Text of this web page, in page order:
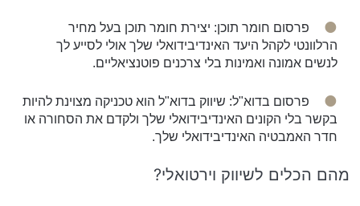
פרסום חומר תוכן: יצירת חומר תוכן בעל מחיר
הרלוונטי לקהל היעד האינדיבידואלי שלך אולי לסייע לך
לנשים אמונה ואמינות בלי צרכנים פוטנציאליים.
פרסום בדוא"ל: שיווק בדוא"ל הוא טכניקה מצוינת להיות
בקשר בלי הקונים האינדיבידואלי שלך ולקדם את הסחורה או
חדר האמבטיה האינדיבידואלי שלך.
מהם הכלים לשיווק וירטואלי?